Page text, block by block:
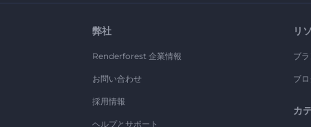
弊社
Renderforest 企業情報
お問い合わせ
採用情報
ヘルプとサポート
リ
ブ
ブ
カ